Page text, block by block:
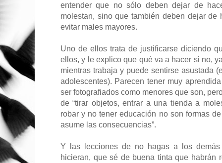
entender que no sólo deben dejar de
molestan, sino que también deben dejar de
evitar males mayores.
Uno de ellos trata de justificarse diciendo
ellos, y le explico que qué va a hacer si no,
mientras trabaja y puede sentirse asustada
adolescentes). Parecen tener muy
ser fotografiados como menores que son,
de “tirar objetos, entrar a una tienda a
robar y no tener educación no son formas
asume las consecuencias”.
Y las lecciones de no hagas a los
hicieran, que sé de buena tinta que habrán